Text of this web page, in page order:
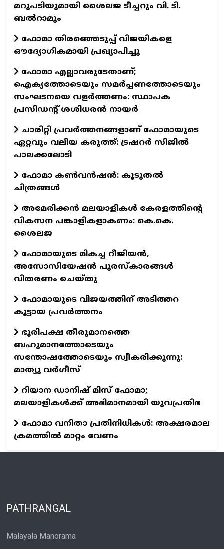
മറുപടിയുമായി ശൈലജ ടീച്ചറും വി. ടി.
ബൽറാമും
ഫോമാ തിരഞ്ഞെടുപ്പ് വിജയികളെ
ഔദ്യോഗികമായി പ്രഖ്യാപിച്ചു
ഫോമാ എല്ലാവരുടേതാണ്;
ഐക്യത്തോടെയും സമർപ്പണത്തോടെയും
സംഘടനയെ വളർത്തണം: സ്ഥാപക
പ്രസിഡന്റ് ശശിധരൻ നായർ
ചാരിറ്റി പ്രവർത്തനങ്ങളാണ് ഫോമായുടെ
ഏറ്റവും വലിയ കരുത്ത്: ട്രഷറർ സിജിൽ
പാലക്കലോടി
ഫോമാ കണ്‍വന്‍ഷന്‍: കൂടുതല്‍
ചിത്രങ്ങള്‍
അമേരിക്കൻ മലയാളികൾ കേരളത്തിന്റെ
വികസന പങ്കാളികളാകണം: കെ.കെ.
ശൈലജ
ഫോമായുടെ മികച്ച റീജിയൻ,
അസോസിയേഷൻ പുരസ്കാരങ്ങൾ
വിതരണം ചെയ്തു
ഫോമായുടെ വിജയത്തിന് അടിത്തറ
കൂട്ടായ പ്രവർത്തനം
ഭൂരിപക്ഷ തീരുമാനത്തെ
ബഹുമാനത്തോടെയും
സന്തോഷത്തോടെയും സ്വീകരിക്കുന്നു:
മാത്യു വര്‍ഗീസ്
റിയാന ഡാനിഷ് മിസ് ഫോമാ;
മലയാളികള്‍ക്ക് അഭിമാനമായി യുവപ്രതിഭ
ഫോമാ വനിതാ പ്രതിനിധികൾ: അക്ഷരമാല
ക്രമത്തിൽ മാറ്റം വേണം
PATHRANGAL
Malayala Manorama